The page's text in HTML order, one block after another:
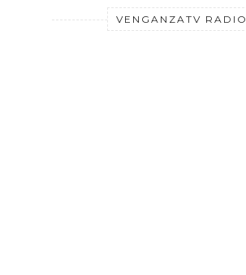
VENGANZATV RADIO